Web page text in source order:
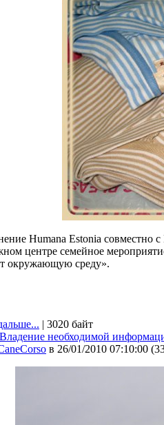
Humana Estonia совместно
центре семейное
окружающую среду».
| 3020 байт
Владение необходимой
в 26/01/2010 07:10:00 (